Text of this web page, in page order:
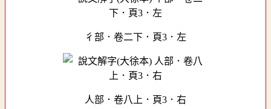
彳部．卷二下．頁3．左
人部．卷八上．頁3．右